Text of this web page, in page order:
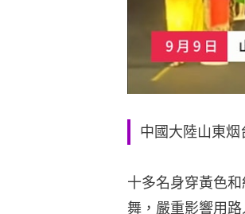
中國大陸山東
十多名身穿黃色
舞，嚴重影響用